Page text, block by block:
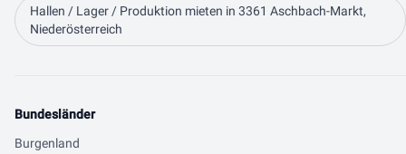
Hallen / Lager / Produktion mieten in 3361 Aschbach-Markt,
Niederösterreich
Bundesländer
Burgenland